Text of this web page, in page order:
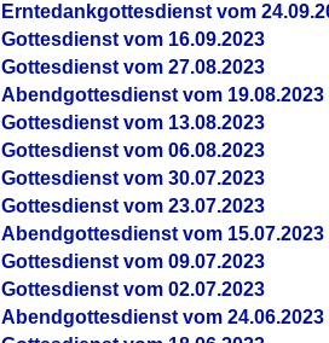
Erntedankgottesdienst vom
Gottesdienst vom 16.09.2023
Gottesdienst vom 27.08.2023
Abendgottesdienst vom 19.08.2023
Gottesdienst vom 13.08.2023
Gottesdienst vom 06.08.2023
Gottesdienst vom 30.07.2023
Gottesdienst vom 23.07.2023
Abendgottesdienst vom 15.07.2023
Gottesdienst vom 09.07.2023
Gottesdienst vom 02.07.2023
Abendgottesdienst vom 24.06.2023